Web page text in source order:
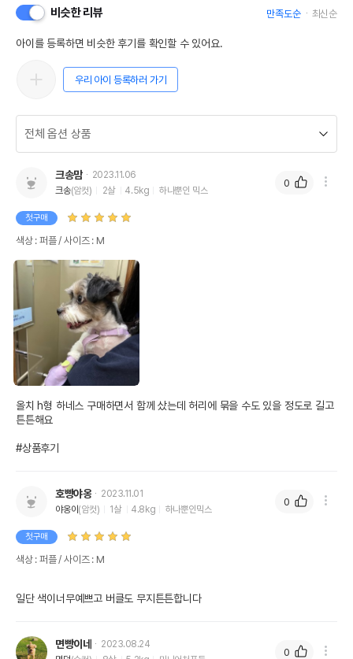
비슷한 리뷰 만족도순 최신순
아이를 등록하면 비슷한 후기를 확인할 수 있어요.
우리 아이 등록하러 가기
크송맘
2023.11.06
크송(암컷) 2살 4.5kg 하나뿐인 믹스
첫구매
색상 : 퍼플 / 사이즈 : M
올치 h형 하네스 구매하면서 함께 샀는데 허리에 묶을 수도 있을 정도로 길고
튼튼해요
#상품후기
0
호빵야옹
2023.11.01
야옹이 (암컷) 1살 4.8kg 하나뿐인믹스
첫구매
색상 : 퍼플 / 사이즈 : M
일단 색이너무예쁘고 버클도 무지튼튼합니다
0
면빵이네
2023.08.24
0